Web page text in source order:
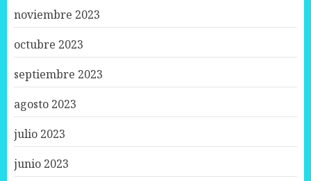
noviembre 2023
octubre 2023
septiembre 2023
agosto 2023
julio 2023
junio 2023